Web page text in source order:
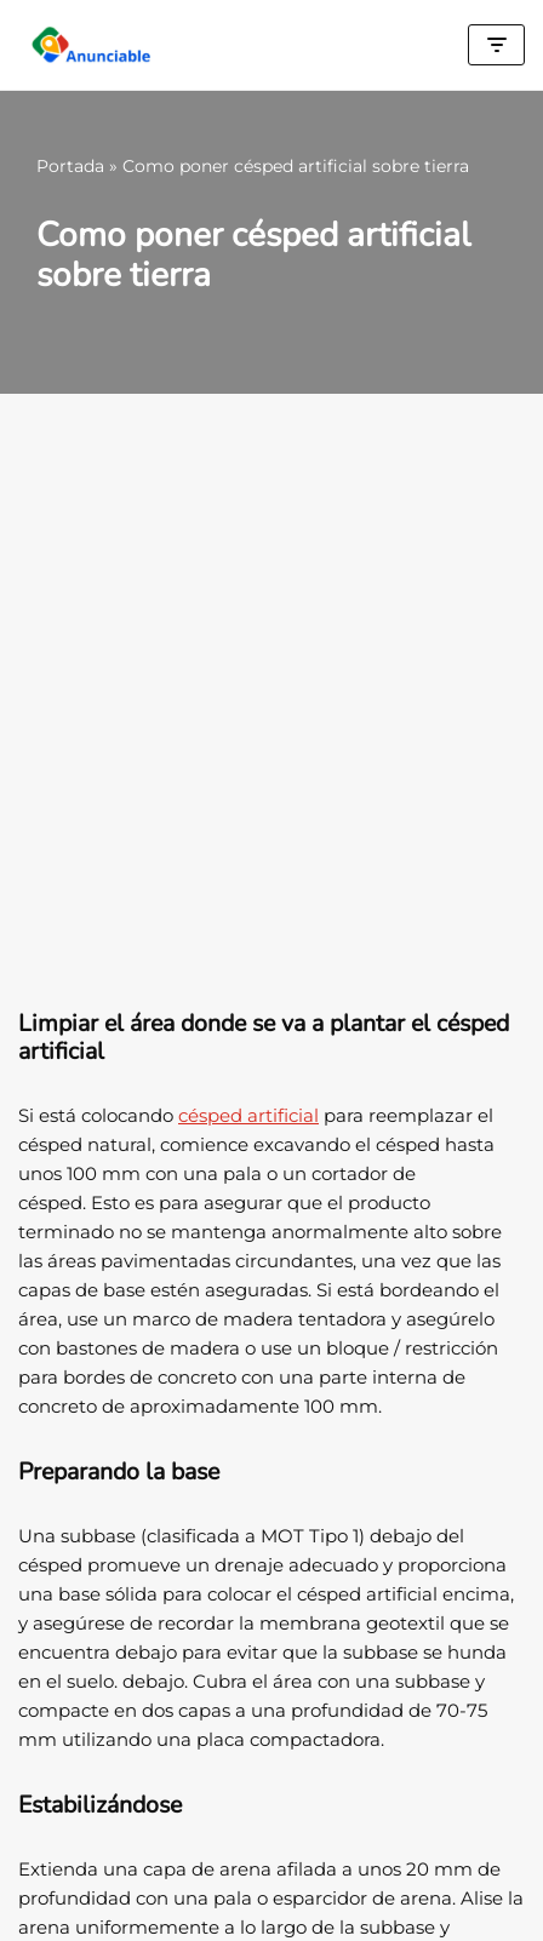
Saltar
al
Portada » Como poner césped artificial sobre tierra
Como poner césped artificial
sobre tierra
Limpiar el área donde se va a plantar el césped
artificial
Si está colocando césped artificial para reemplazar el
césped natural, comience excavando el césped hasta
unos 100 mm con una pala o un cortador de
césped. Esto es para asegurar que el producto
terminado no se mantenga anormalmente alto sobre
las áreas pavimentadas circundantes, una vez que las
capas de base estén aseguradas. Si está bordeando el
área, use un marco de madera tentadora y asegúrelo
con bastones de madera o use un bloque / restricción
para bordes de concreto con una parte interna de
concreto de aproximadamente 100 mm.
Preparando la base
Una subbase (clasificada a MOT Tipo 1) debajo del
césped promueve un drenaje adecuado y proporciona
una base sólida para colocar el césped artificial encima,
y ​​asegúrese de recordar la membrana geotextil que se
encuentra debajo para evitar que la subbase se hunda
en el suelo. debajo. Cubra el área con una subbase y
compacte en dos capas a una profundidad de 70-75
mm utilizando una placa compactadora.
Estabilizándose
Extienda una capa de arena afilada a unos 20 mm de
profundidad con una pala o esparcidor de arena. Alise la
arena uniformemente a lo largo de la subbase y